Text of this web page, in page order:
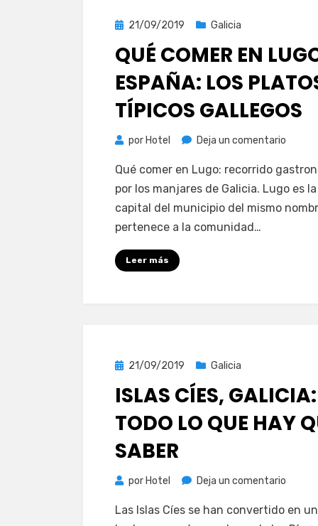
Publicada
21/09/2019 Galicia
QUÉ COMER EN
ESPAÑA: LOS
TÍPICOS GALLEGOS
por Hotel Deja un comentario
comer
en
Lugo,
Qué comer en Lugo: recorrido
por los manjares de Galicia. Lugo es la
capital del municipio del mismo
pertenece a la comunidad…
Leer más
Publicada
21/09/2019 Galicia
ISLAS CÍES, GALICIA:
TODO LO QUE HAY
SABER
por Hotel Deja un comentario
Cíes,
Las Islas Cíes se han convertido en